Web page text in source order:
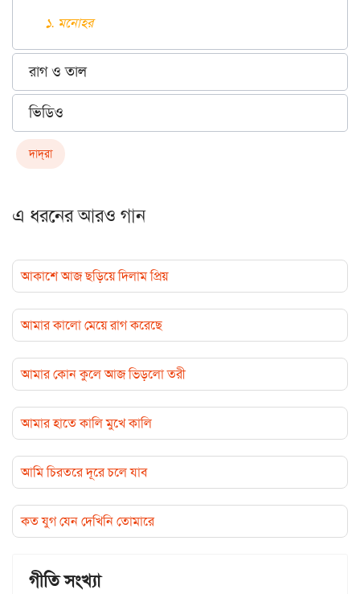
১. মনোহর
রাগ ও তাল
ভিডিও
দাদ্‌রা
এ ধরনের আরও গান
আকাশে আজ ছড়িয়ে দিলাম প্রিয়
আমার কালো মেয়ে রাগ করেছে
আমার কোন কুলে আজ ভিড়লো তরী
আমার হাতে কালি মুখে কালি
আমি চিরতরে দূরে চলে যাব
কত যুগ যেন দেখিনি তোমারে
গীতি সংখ্যা